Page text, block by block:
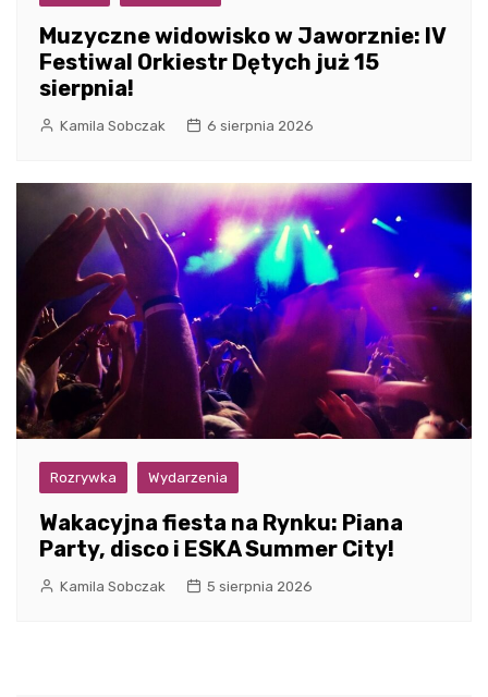
Muzyczne widowisko w Jaworznie: IV
Festiwal Orkiestr Dętych już 15
sierpnia!
Kamila Sobczak 6 sierpnia 2026
Rozrywka Wydarzenia
Wakacyjna fiesta na Rynku: Piana
Party, disco i ESKA Summer City!
Kamila Sobczak 5 sierpnia 2026